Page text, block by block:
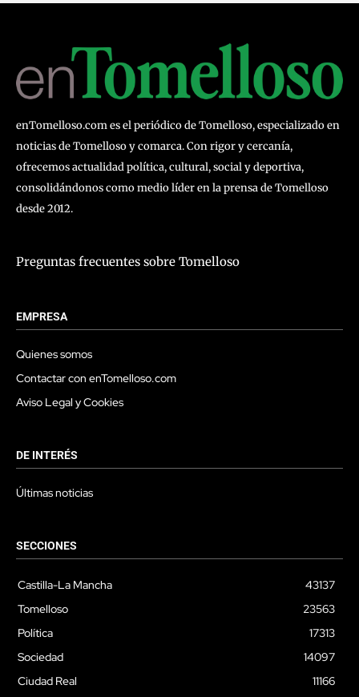
enTomelloso.com es el periódico de Tomelloso, especializado en
noticias de Tomelloso y comarca. Con rigor y cercanía,
ofrecemos actualidad política, cultural, social y deportiva,
consolidándonos como medio líder en la prensa de Tomelloso
desde 2012.
Preguntas frecuentes sobre Tomelloso
EMPRESA
Quienes somos
Contactar con enTomelloso.com
Aviso Legal y Cookies
DE INTERÉS
Últimas noticias
SECCIONES
Castilla-La Mancha
43137
Tomelloso
23563
Política
17313
Sociedad
14097
Ciudad Real
11166